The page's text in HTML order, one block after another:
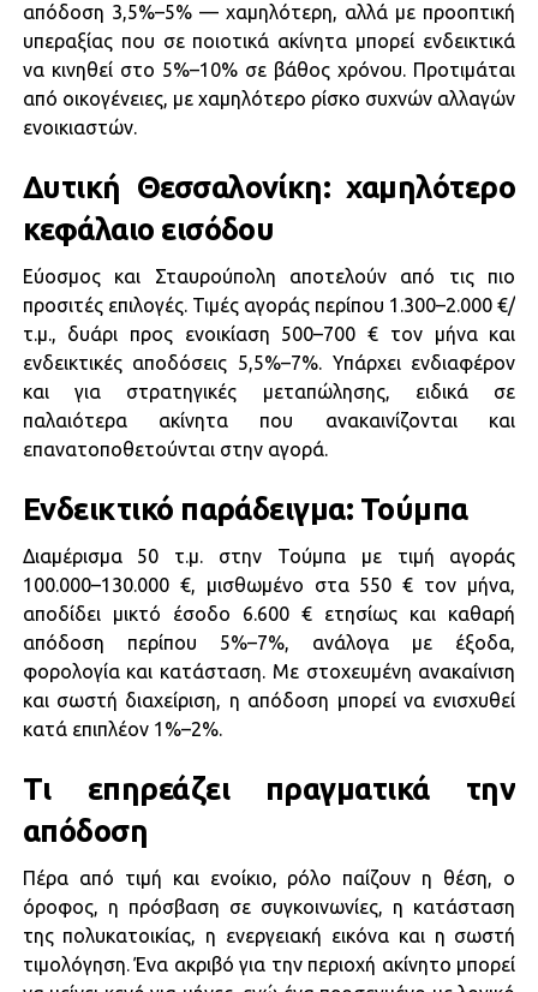
απόδοση 3,5%–5% — χαμηλότερη, αλλά με προοπτική
υπεραξίας που σε ποιοτικά ακίνητα μπορεί ενδεικτικά
να κινηθεί στο 5%–10% σε βάθος χρόνου. Προτιμάται
από οικογένειες, με χαμηλότερο ρίσκο συχνών αλλαγών
ενοικιαστών.
Δυτική Θεσσαλονίκη: χαμηλότερο
κεφάλαιο εισόδου
Εύοσμος και Σταυρούπολη αποτελούν από τις πιο
προσιτές επιλογές. Τιμές αγοράς περίπου 1.300–2.000 €/
τ.μ., δυάρι προς ενοικίαση 500–700 € τον μήνα και
ενδεικτικές αποδόσεις 5,5%–7%. Υπάρχει ενδιαφέρον
και για στρατηγικές μεταπώλησης, ειδικά σε
παλαιότερα ακίνητα που ανακαινίζονται και
επανατοποθετούνται στην αγορά.
Ενδεικτικό παράδειγμα: Τούμπα
Διαμέρισμα 50 τ.μ. στην Τούμπα με τιμή αγοράς
100.000–130.000 €, μισθωμένο στα 550 € τον μήνα,
αποδίδει μικτό έσοδο 6.600 € ετησίως και καθαρή
απόδοση περίπου 5%–7%, ανάλογα με έξοδα,
φορολογία και κατάσταση. Με στοχευμένη ανακαίνιση
και σωστή διαχείριση, η απόδοση μπορεί να ενισχυθεί
κατά επιπλέον 1%–2%.
Τι επηρεάζει πραγματικά την
απόδοση
Πέρα από τιμή και ενοίκιο, ρόλο παίζουν η θέση, ο
όροφος, η πρόσβαση σε συγκοινωνίες, η κατάσταση
της πολυκατοικίας, η ενεργειακή εικόνα και η σωστή
τιμολόγηση. Ένα ακριβό για την περιοχή ακίνητο μπορεί